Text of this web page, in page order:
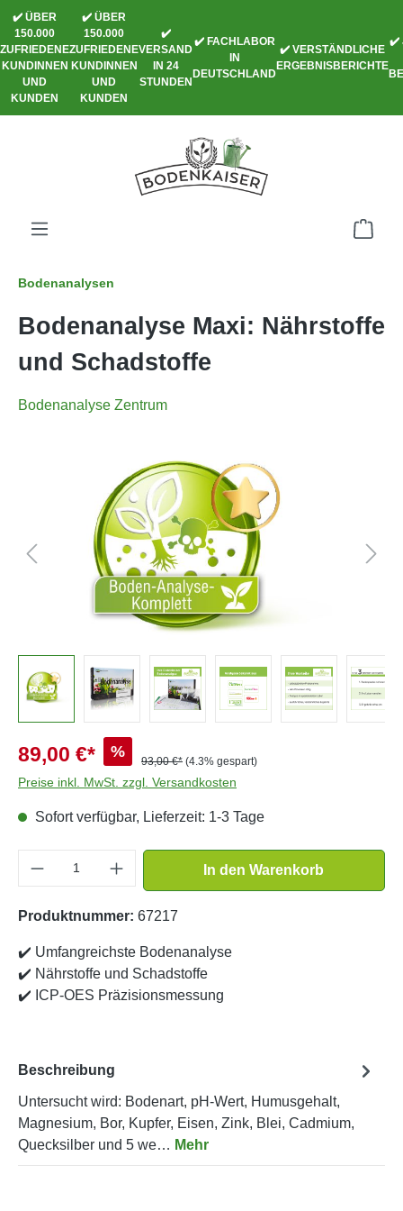
springen
✔️ ÜBER
150.000
ZUFRIEDENE
KUNDINNEN
UND
KUNDEN
✔️ ÜBER
150.000
ZUFRIEDENE
KUNDINNEN
UND
KUNDEN
✔️
VERSAND
IN 24
STUNDEN
✔️ FACHLABOR
IN
DEUTSCHLAND
✔️ VERSTÄNDLICHE
ERGEBNISBERICHTE
✔️
Bodenanalysen
Bodenanalyse Maxi: Nährstoffe
und Schadstoffe
Bodenanalyse Zentrum
Bildergalerie überspringen
89,00 €* %
93,00 €* (4.3% gespart)
Preise inkl. MwSt. zzgl. Versandkosten
Sofort verfügbar, Lieferzeit: 1-3 Tage
Produkt Anzahl: Gib den gewünschten
In den Warenkorb
Produktnummer: 67217
✔️ Umfangreichste Bodenanalyse
✔️ Nährstoffe und Schadstoffe
✔️ ICP-OES Präzisionsmessung
Beschreibung
Untersucht wird: Bodenart, pH-Wert, Humusgehalt,
Magnesium, Bor, Kupfer, Eisen, Zink, Blei, Cadmium,
Quecksilber und 5 we… Mehr